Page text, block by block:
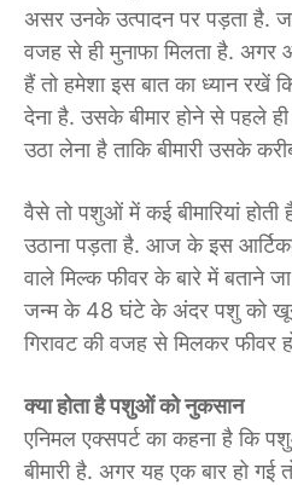
असर उनके उत्पादन पर पड़ता है.
वजह से ही मुनाफा मिलता है. अगर
हैं तो हमेशा इस बात का ध्यान रखें
देना है. उसके बीमार होने से पहले
उठा लेना है ताकि बीमारी उसके
वैसे तो पशुओं में कई बीमारियां
उठाना पड़ता है. आज के इस
वाले मिल्क फीवर के बारे में बताने
जन्म के 48 घंटे के अंदर पशु को
गिरावट की वजह से मिलकर फीवर
क्या होता है पशुओं को नुकसान
एनिमल एक्सपर्ट का कहना है कि
बीमारी है. अगर यह एक बार हो गई